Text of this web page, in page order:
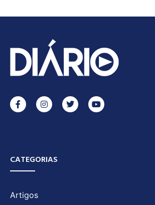
CATEGORIAS
Artigos